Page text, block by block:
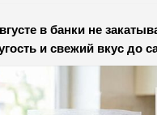
в банки не
и свежий вкус до